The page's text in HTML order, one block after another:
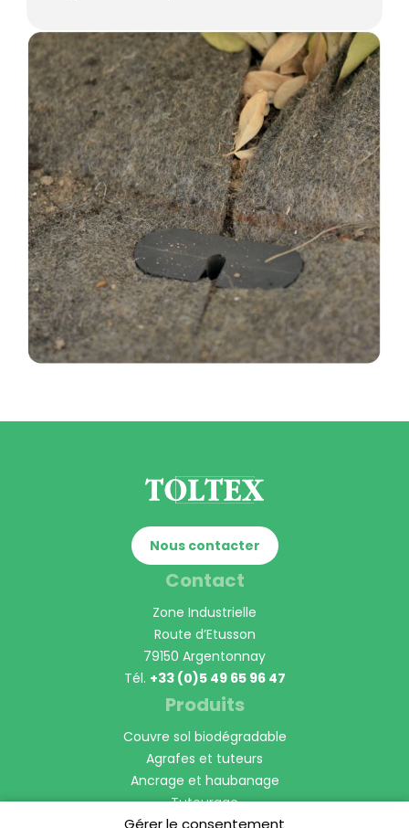
Gérer le consentement
Nous contacter
Contact
Zone Industrielle
Route d’Etusson
79150 Argentonnay
Tél. +33 (0)5 49 65 96 47
Produits
Couvre sol biodégradable
Agrafes et tuteurs
Ancrage et haubanage
Tuteurage